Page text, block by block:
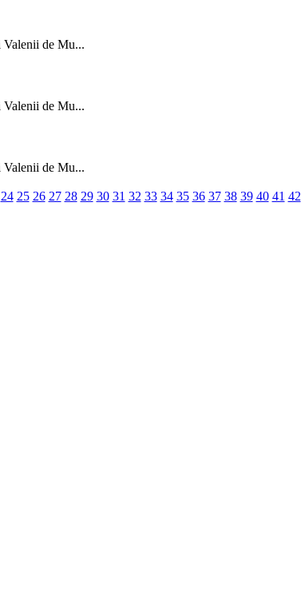
Valenii de Mu...
Valenii de Mu...
Valenii de Mu...
24 25 26 27 28 29 30 31 32 33 34 35 36 37 38 39 40 41 42